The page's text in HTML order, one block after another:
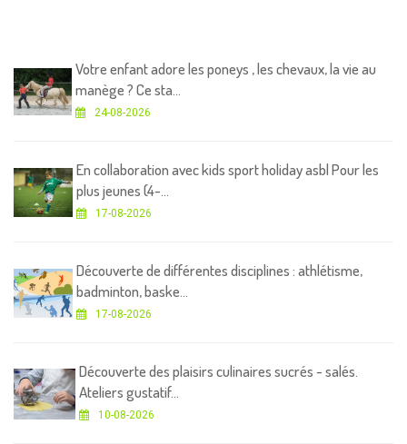
Votre enfant adore les poneys , les chevaux, la vie au
manège ? Ce sta...
24-08-2026
En collaboration avec kids sport holiday asbl Pour les
plus jeunes (4-...
17-08-2026
Découverte de différentes disciplines : athlétisme,
badminton, baske...
17-08-2026
Découverte des plaisirs culinaires sucrés - salés.
Ateliers gustatif...
10-08-2026